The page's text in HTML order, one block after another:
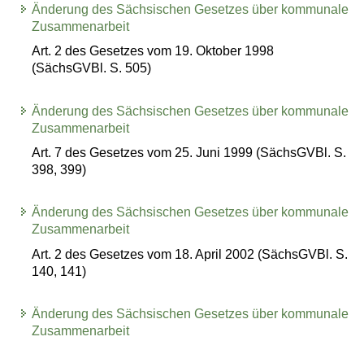
Änderung des Sächsischen Gesetzes über kommunale
Zusammenarbeit
Art. 2 des Gesetzes vom 19. Oktober 1998
(SächsGVBl. S. 505)
Änderung des Sächsischen Gesetzes über kommunale
Zusammenarbeit
Art. 7 des Gesetzes vom 25. Juni 1999 (SächsGVBl. S.
398, 399)
Änderung des Sächsischen Gesetzes über kommunale
Zusammenarbeit
Art. 2 des Gesetzes vom 18. April 2002 (SächsGVBl. S.
140, 141)
Änderung des Sächsischen Gesetzes über kommunale
Zusammenarbeit